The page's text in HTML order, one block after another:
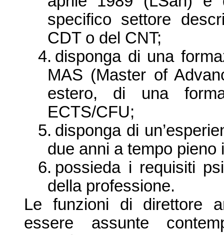
specifico settore
CDT o del CNT;
4. disponga di una
MAS (Master of
estero, di una
ECTS/CFU;
5. disponga di
due anni a tempo pieno
6. possieda i requisiti
della professione.
Le funzioni di direttore
essere assunte